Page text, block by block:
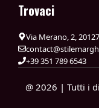
Trovaci
Via Merano, 2,
+39 351 789 6543
@ 2026 | Tutti i